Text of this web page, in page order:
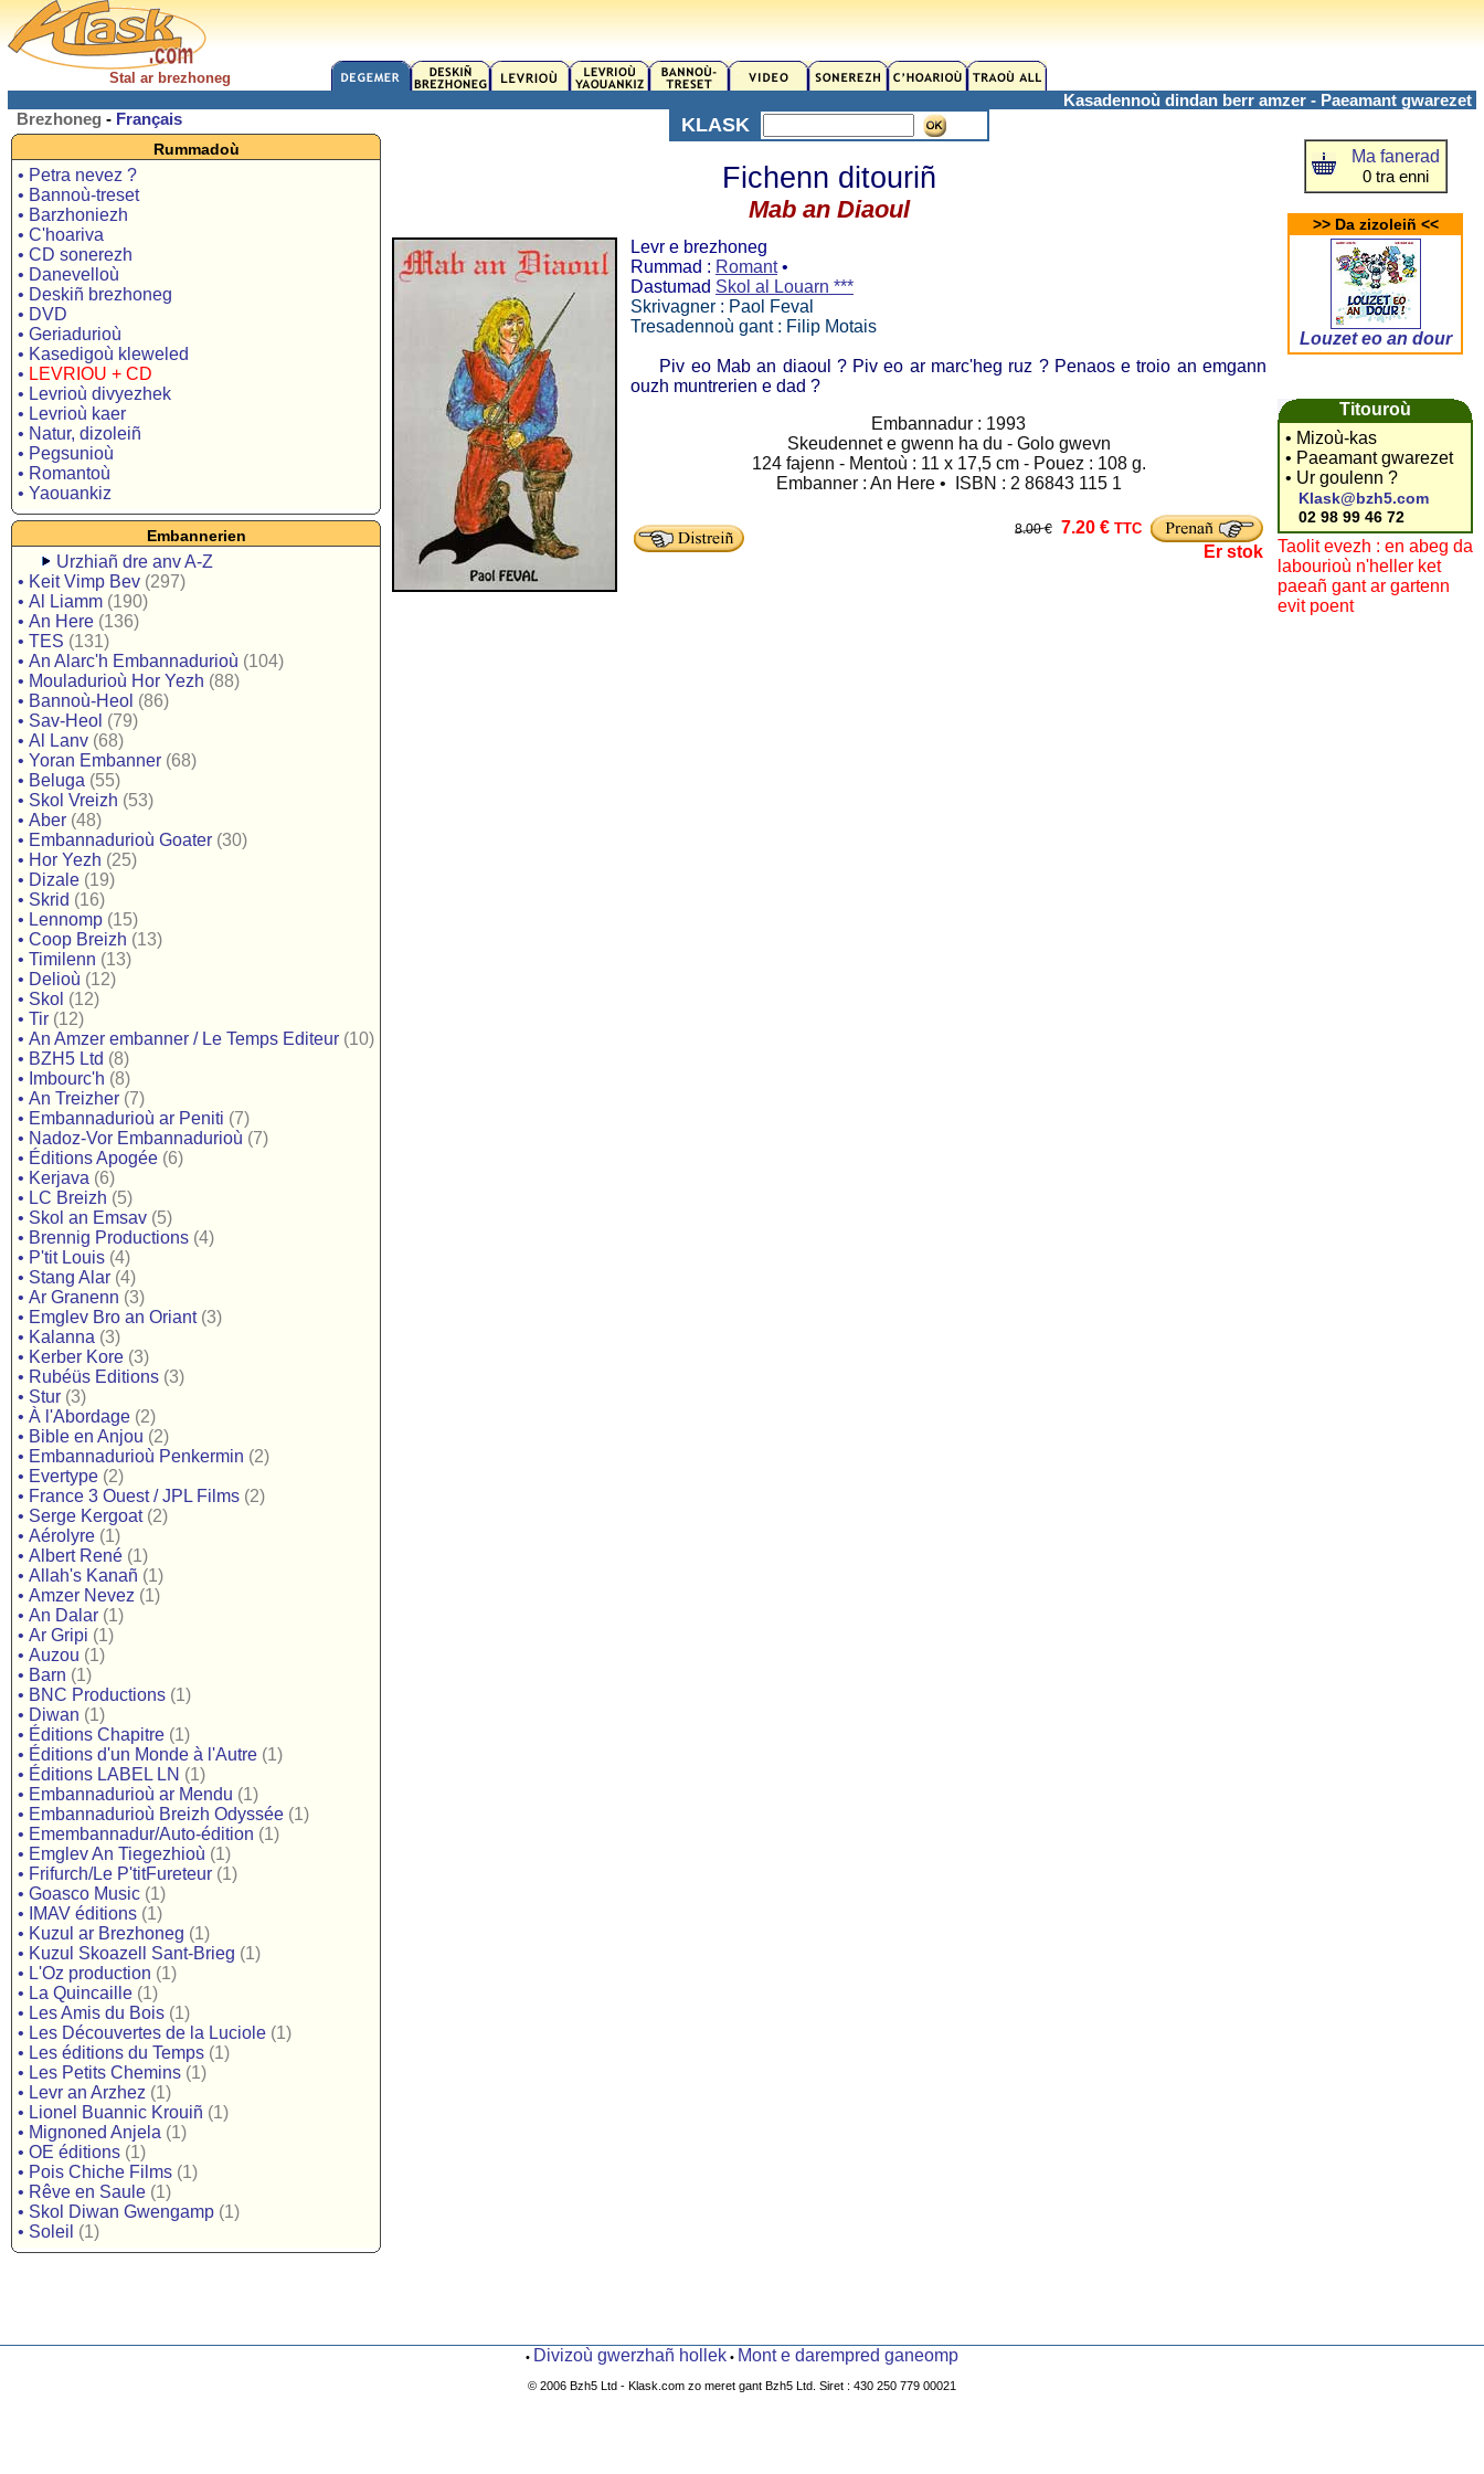
Stal ar brezhoneg
Kasadennoù dindan berr amzer - Paeamant gwarezet
Brezhoneg - Français
Rummadoù
• Petra nevez ?
• Bannoù-treset
• Barzhoniezh
• C'hoariva
• CD sonerezh
• Danevelloù
• Deskiñ brezhoneg
• DVD
• Geriadurioù
• Kasedigoù kleweled
• LEVRIOU + CD
• Levrioù divyezhek
• Levrioù kaer
• Natur, dizoleiñ
• Pegsunioù
• Romantoù
• Yaouankiz
Embannerien
Urzhiañ dre anv A-Z
• Keit Vimp Bev (297)
• Al Liamm (190)
• An Here (136)
• TES (131)
• An Alarc'h Embannadurioù (104)
• Mouladurioù Hor Yezh (88)
• Bannoù-Heol (86)
• Sav-Heol (79)
• Al Lanv (68)
• Yoran Embanner (68)
• Beluga (55)
• Skol Vreizh (53)
• Aber (48)
• Embannadurioù Goater (30)
• Hor Yezh (25)
• Dizale (19)
• Skrid (16)
• Lennomp (15)
• Coop Breizh (13)
• Timilenn (13)
• Delioù (12)
• Skol (12)
• Tir (12)
• An Amzer embanner / Le Temps Editeur (10)
• BZH5 Ltd (8)
• Imbourc'h (8)
• An Treizher (7)
• Embannadurioù ar Peniti (7)
• Nadoz-Vor Embannadurioù (7)
• Éditions Apogée (6)
• Kerjava (6)
• LC Breizh (5)
• Skol an Emsav (5)
• Brennig Productions (4)
• P'tit Louis (4)
• Stang Alar (4)
• Ar Granenn (3)
• Emglev Bro an Oriant (3)
• Kalanna (3)
• Kerber Kore (3)
• Rubéüs Editions (3)
• Stur (3)
• À l'Abordage (2)
• Bible en Anjou (2)
• Embannadurioù Penkermin (2)
• Evertype (2)
• France 3 Ouest / JPL Films (2)
• Serge Kergoat (2)
• Aérolyre (1)
• Albert René (1)
• Allah's Kanañ (1)
• Amzer Nevez (1)
• An Dalar (1)
• Ar Gripi (1)
• Auzou (1)
• Barn (1)
• BNC Productions (1)
• Diwan (1)
• Éditions Chapitre (1)
• Éditions d'un Monde à l'Autre (1)
• Éditions LABEL LN (1)
• Embannadurioù ar Mendu (1)
• Embannadurioù Breizh Odyssée (1)
• Emembannadur/Auto-édition (1)
• Emglev An Tiegezhioù (1)
• Frifurch/Le P'titFureteur (1)
• Goasco Music (1)
•
IMAV éditions (1)
• Kuzul ar Brezhoneg (1)
• Kuzul Skoazell Sant-Brieg (1)
• L'Oz production (1)
• La Quincaille (1)
• Les Amis du Bois (1)
• Les Découvertes de la Luciole (1)
• Les éditions du Temps (1)
• Les Petits Chemins (1)
• Levr an Arzhez (1)
• Lionel Buannic Krouiñ (1)
• Mignoned Anjela (1)
• OE éditions (1)
• Pois Chiche Films (1)
• Rêve en Saule (1)
• Skol Diwan Gwengamp (1)
• Soleil (1)
KLASK
Fichenn ditouriñ
Mab an Diaoul
Levr e brezhoneg
Rummad : Romant•
Dastumad Skol al Louarn ***
Skrivagner : Paol Feval
Tresadennoù gant : Filip Motais
Piv eo Mab an diaoul ? Piv eo ar marc'heg ruz ? Penaos e troio an emgann
ouzh muntrerien e dad ?
Embannadur : 1993
Skeudennet e gwenn ha du - Golo gwevn
124 fajenn - Mentoù : 11 x 17,5 cm - Pouez : 108 g.
Embanner : An Here • ISBN : 2 86843 115 1
8.00 € 7.20 € TTC
Er stok
Ma fanerad
0 tra enni
>> Da zizoleiñ <<
Louzet eo an dour
Titouroù
• Mizoù-kas
• Paeamant gwarezet
• Ur goulenn ?
Klask@bzh5.com
02 98 99 46 72
Taolit evezh : en abeg da
labourioù n'heller ket
paeañ gant ar gartenn
evit poent
• Divizoù gwerzhañ hollek • Mont e darempred ganeomp
© 2006 Bzh5 Ltd - Klask.com zo meret gant Bzh5 Ltd. Siret : 430 250 779 00021